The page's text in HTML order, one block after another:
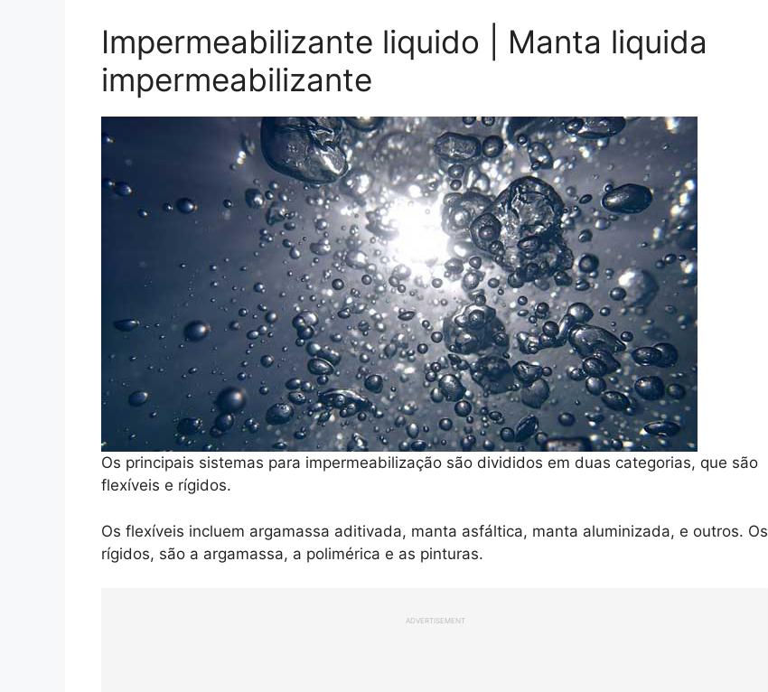
Impermeabilizante liquido | Manta liquida
impermeabilizante
Os principais sistemas para impermeabilização são divididos em duas categorias, que são
flexíveis e rígidos.
Os flexíveis incluem argamassa aditivada, manta asfáltica, manta aluminizada, e outros. Os
rígidos, são a argamassa, a polimérica e as pinturas.
ADVERTISEMENT